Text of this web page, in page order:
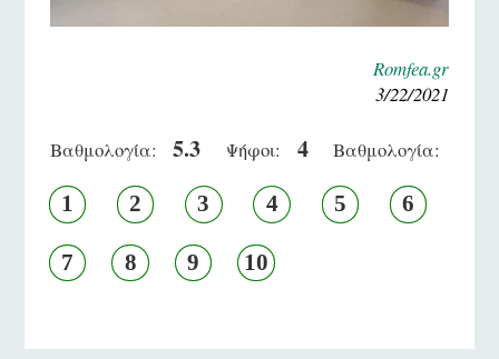
Romfea.gr
3/22/2021
Βαθμολογία: 5.3 Ψήφοι: 4 Βαθμολογία:
1 2 3 4 5 6
7 8 9 10